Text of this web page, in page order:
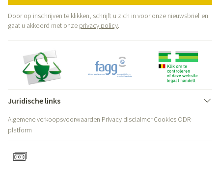
Door op inschrijven te klikken, schrijft u zich in voor onze nieuwsbrief en
gaat u akkoord met onze privacy policy.
Juridische links
Algemene verkoopsvoorwaarden Privacy disclaimer Cookies ODR-
platform